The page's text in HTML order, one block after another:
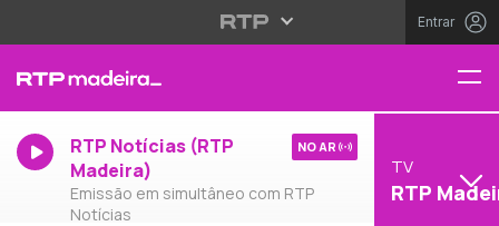
Entrar
RTP Notícias (RTP
Madeira)
Emissão em simultâneo com RTP
Notícias
NO AR
TV
RTP